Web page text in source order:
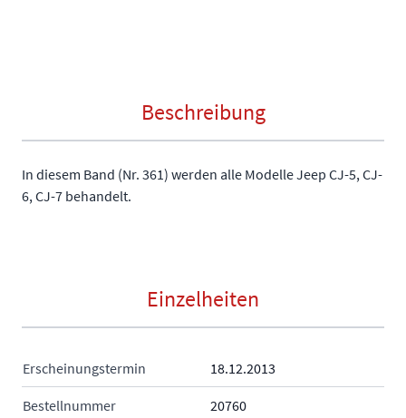
Beschreibung
In diesem Band (Nr. 361) werden alle Modelle Jeep CJ-5, CJ-
6, CJ-7 behandelt.
Einzelheiten
Erscheinungstermin 18.12.2013
Bestellnummer 20760